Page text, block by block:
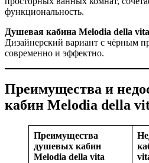
функциональность.
Душевая кабина Melodia della
Дизайнерский вариант с чёрным
современно и эффектно.
Преимущества и
кабин Melodia della
Преимущества
душевых кабин
Melodia della vita